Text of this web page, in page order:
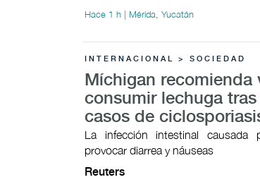
Hace 1 h | Mérida, Yucatán
INTERNACIONAL > SOCIEDAD
Míchigan recomienda
consumir lechuga
casos de
La infección intestinal causada
provocar ​diarrea y náuseas
Reuters